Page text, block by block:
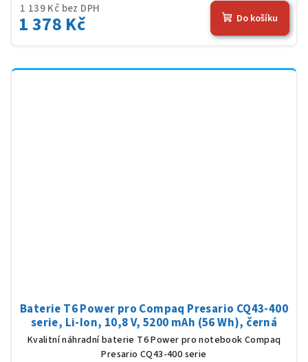
1 139 Kč bez DPH
1 378 Kč Do košíku
Baterie T6 Power pro Compaq Presario CQ43-400
serie, Li-Ion, 10,8 V, 5200 mAh (56 Wh), černá
Kvalitní náhradní baterie T6 Power pro notebook Compaq
Presario CQ43-400 serie